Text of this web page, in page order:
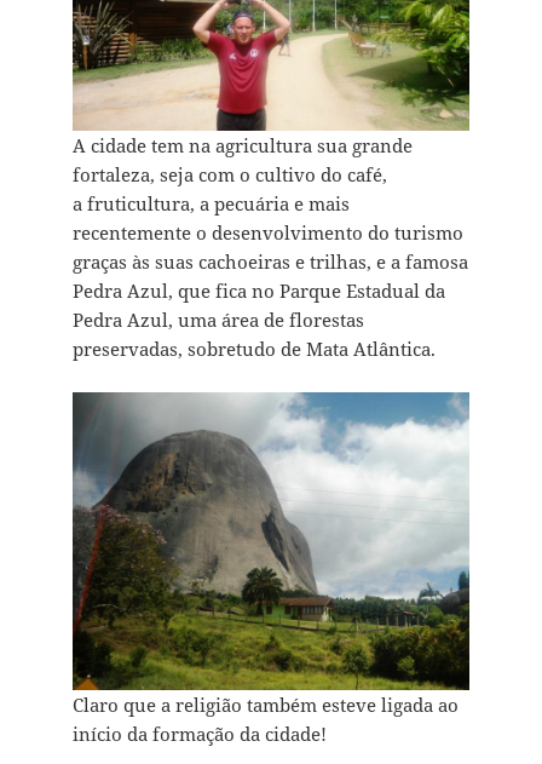
A cidade tem na agricultura sua grande
fortaleza, seja com o cultivo do café,
a fruticultura, a pecuária e mais
recentemente o desenvolvimento do turismo
graças às suas cachoeiras e trilhas, e a famosa
Pedra Azul, que fica no Parque Estadual da
Pedra Azul, uma área de florestas
preservadas, sobretudo de Mata Atlântica.
Claro que a religião também esteve ligada ao
início da formação da cidade!